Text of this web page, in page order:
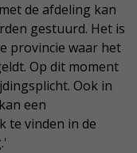
de afdeling kan
gestuurd. Het is
provincie waar het
Op dit moment
Ook in
een
te vinden in de